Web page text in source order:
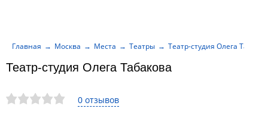
0 отзывов
Театр-студия Олега Табакова
Главная Москва Места Театры Театр-студия Олега